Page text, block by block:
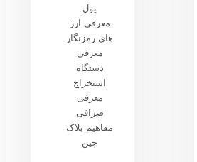
پول
معرفی ارز
های رمزنگار
معرفی
دستگاه
استخراج
معرفی
صرافی
مفاهیم بلاک
چین